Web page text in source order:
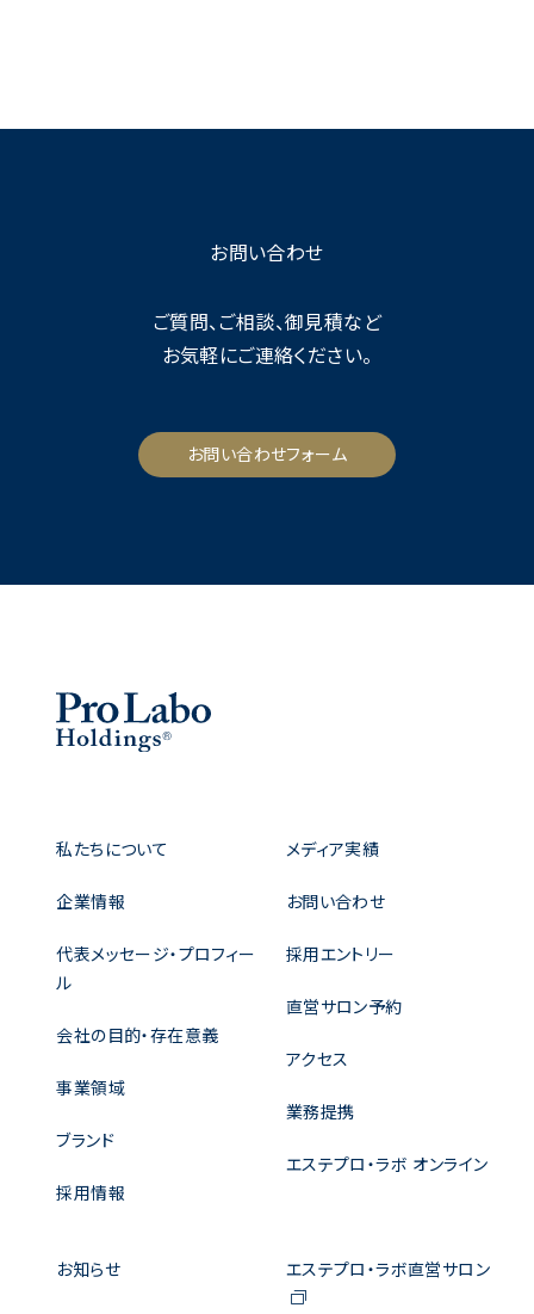
お問い合わせ
ご質問、ご相談、御見積など
お気軽にご連絡ください。
お問い合わせフォーム
私たちについて
企業情報
代表メッセージ・プロフィー
ル
会社の目的・存在意義
事業領域
ブランド
採用情報
メディア実績
お問い合わせ
採用エントリー
直営サロン予約
アクセス
業務提携
エステプロ・ラボ オンライン
お知らせ エステプロ・ラボ直営サロン